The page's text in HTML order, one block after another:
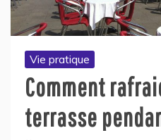
Vie pratique
Comment
terrasse